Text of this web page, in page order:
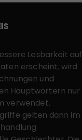
Lesbarkeit auf
erscheint, wird
und
Hauptwörtern nur
verwendet.
gelten dann im